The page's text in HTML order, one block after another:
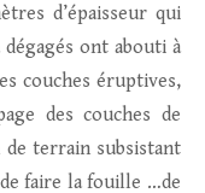
d’épaisseur qui
ont abouti à
couches éruptives,
des couches de
de terrain subsistant
faire la fouille …de